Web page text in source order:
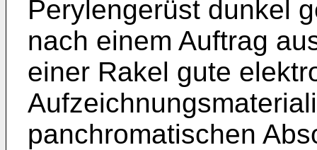
Perylengerüst dunkel
nach einem Auftrag
einer Rakel gute
panchromatischen